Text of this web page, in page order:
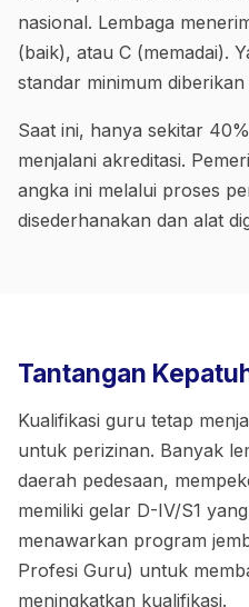
nasional. Lembaga
(baik), atau C (memadai).
standar minimum
Saat ini, hanya sekitar
menjalani akreditasi.
angka ini melalui proses
disederhanakan dan alat
Tantangan
Kualifikasi guru tetap
untuk perizinan. Banyak
daerah pedesaan,
memiliki gelar D-IV/S1
menawarkan program
Profesi Guru) untuk
meningkatkan kualifikasi.